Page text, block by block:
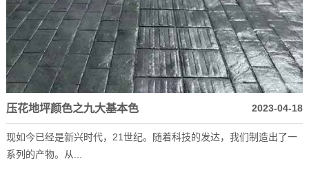
压花地坪颜色之九大基本色 2023-04-18
现如今已经是新兴时代，21世纪。随着科技的发达，我们制造出了一
系列的产物。从...